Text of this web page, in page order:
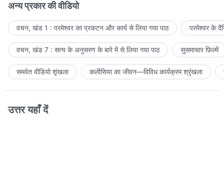
अन्य प्रकार की वीडियो
वचन, खंड 1 : परमेश्वर का प्रकटन और कार्य से लिया गया पाठ परमेश्वर के
वचन, खंड 7 : सत्य के अनुसरण के बारे में से लिया गया पाठ सुसमाचार फ़िल्में
समवेत वीडियो शृंखला कलीसिया का जीवन—विविध कार्यक्रम श्रृंखला
उत्तर यहाँ दें